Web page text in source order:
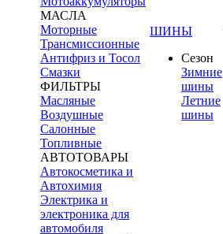
МАСЛА
Моторные
Трансмиссионные
Антифриз и Тосол
Смазки
ФИЛЬТРЫ
Масляные
Воздушные
Салонные
Топливные
АВТОТОВАРЫ
Автокосметика и
Автохимия
Электрика и
электроника для
автомобиля
ШИНЫ
Сезон
Зимние
шины
Летние
шины